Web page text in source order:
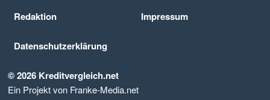
Redaktion Impressum
Datenschutz­erklärung
© 2026 Kreditvergleich.net
Ein Projekt von Franke-Media.net